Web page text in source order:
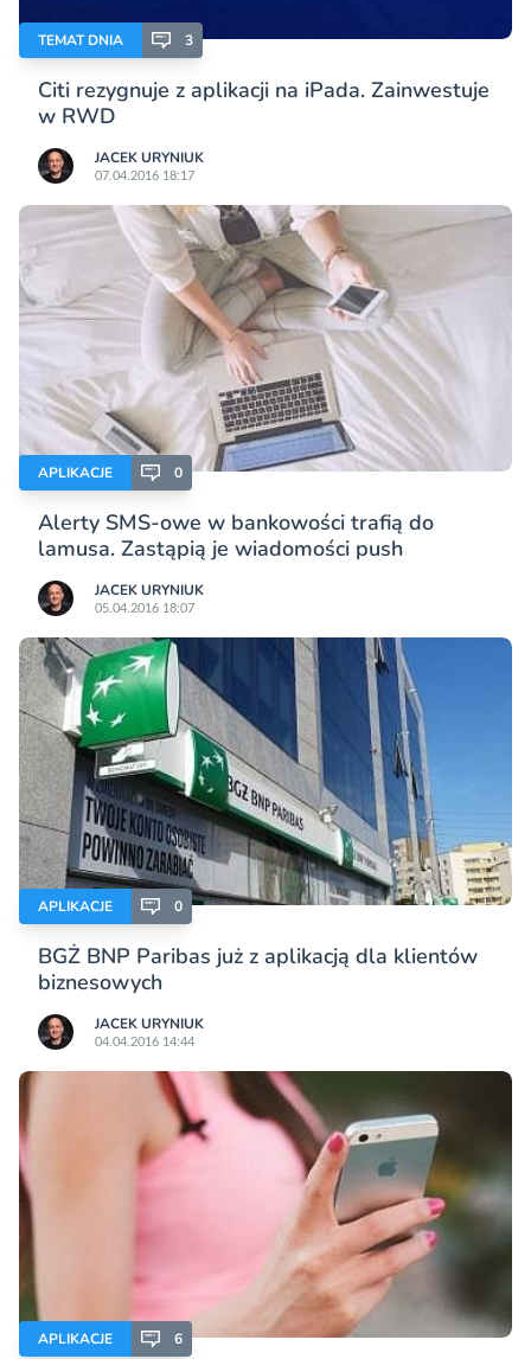
TEMAT DNIA 3
Citi rezygnuje z aplikacji na iPada. Zainwestuje
w RWD
JACEK URYNIUK
07.04.2016 18:17
APLIKACJE 0
Alerty SMS-owe w bankowości trafią do
lamusa. Zastąpią je wiadomości push
JACEK URYNIUK
05.04.2016 18:07
APLIKACJE 0
BGŻ BNP Paribas już z aplikacją dla klientów
biznesowych
JACEK URYNIUK
04.04.2016 14:44
APLIKACJE 6